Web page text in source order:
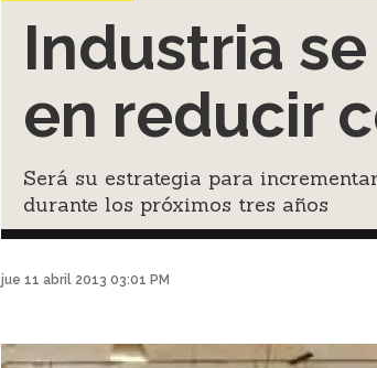
Industria
en reducir
Será su estrategia para
durante los próximos tres años
jue 11 abril 2013 03:01 PM